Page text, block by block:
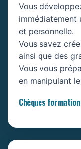
Vous
immédiatement
et personnelle.
Vous savez
ainsi que des
Vous vous
en manipulant
Chèques